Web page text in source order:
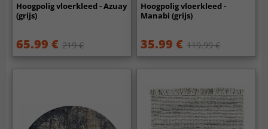
Hoogpolig vloerkleed - Azuay
(grijs)
65.99 € 219 €
Hoogpolig vloerkleed -
Manabi (grijs)
35.99 € 119.99 €